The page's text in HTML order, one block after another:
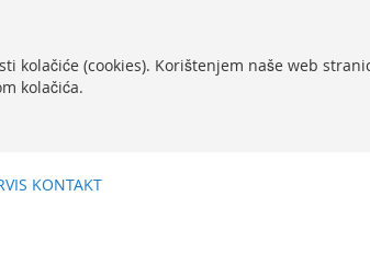
kolačiće (cookies). Korištenjem naše web
kolačića.
KONTAKT